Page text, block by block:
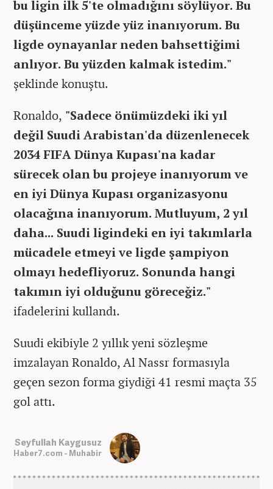
bu ligin ilk 5'te olmadığını söylüyor. Bu
düşünceme yüzde yüz inanıyorum. Bu
ligde oynayanlar neden bahsettiğimi
anlıyor. Bu yüzden kalmak istedim."
şeklinde konuştu.
Ronaldo, "Sadece önümüzdeki iki yıl
değil Suudi Arabistan'da düzenlenecek
2034 FIFA Dünya Kupası'na kadar
sürecek olan bu projeye inanıyorum ve
en iyi Dünya Kupası organizasyonu
olacağına inanıyorum. Mutluyum, 2 yıl
daha... Suudi ligindeki en iyi takımlarla
mücadele etmeyi ve ligde şampiyon
olmayı hedefliyoruz. Sonunda hangi
takımın iyi olduğunu göreceğiz."
ifadelerini kullandı.
Suudi ekibiyle 2 yıllık yeni sözleşme
imzalayan Ronaldo, Al Nassr formasıyla
geçen sezon forma giydiği 41 resmi maçta 35
gol attı.
Seyfullah Kaygusuz
Haber7.com - Muhabir